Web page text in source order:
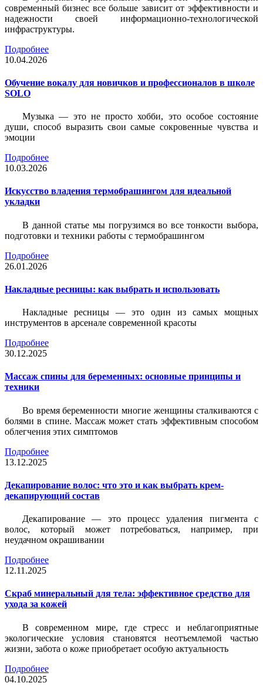
современный бизнес все больше зависит от эффективности и
надежности своей информационно-технологической
инфраструктуры.
Подробнее
10.04.2026
Обучение вокалу для новичков и профессионалов в школе
SOLO
Музыка — это не просто хобби, это особое состояние
души, способ выразить свои самые сокровенные чувства и
эмоции
Подробнее
10.03.2026
Искусство владения термобрашингом для идеальной
укладки
В данной статье мы погрузимся во все тонкости выбора,
подготовки и техники работы с термобрашингом
Подробнее
26.01.2026
Накладные ресницы: как выбрать и использовать
Накладные ресницы — это один из самых мощных
инструментов в арсенале современной красоты
Подробнее
30.12.2025
Массаж спины для беременных: основные принципы и
техники
Во время беременности многие женщины сталкиваются с
болями в спине. Массаж может стать эффективным способом
облегчения этих симптомов
Подробнее
13.12.2025
Декапирование волос: что это и как выбрать крем-
декапирующий состав
Декапирование — это процесс удаления пигмента с
волос, который может потребоваться, например, при
неудачном окрашивании
Подробнее
12.11.2025
Скраб минеральный для тела: эффективное средство для
ухода за кожей
В современном мире, где стресс и неблагоприятные
экологические условия становятся неотъемлемой частью
жизни, забота о коже приобретает особую актуальность
Подробнее
04.10.2025